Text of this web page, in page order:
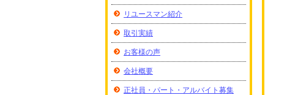
リユースマン紹介
取引実績
お客様の声
会社概要
正社員・パート・アルバイト募集